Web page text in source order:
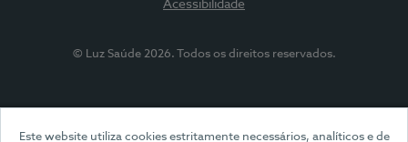
Este website utiliza cookies estritamente necessários, analíticos e de
Acessibilidade
© Luz Saúde 2026. Todos os direitos reservados.